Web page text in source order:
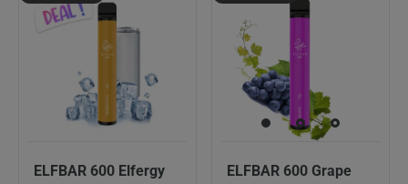
ELFBAR 600 Elfergy
ELFBAR 600 Grape